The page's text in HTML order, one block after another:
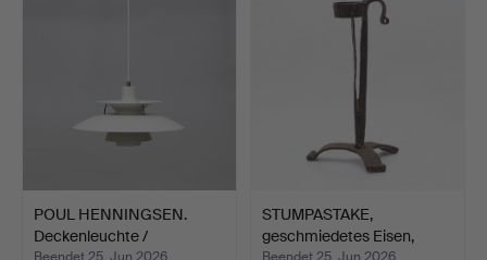
POUL HENNINGSEN.
Deckenleuchte /
STUMPASTAKE,
geschmiedetes Eisen,